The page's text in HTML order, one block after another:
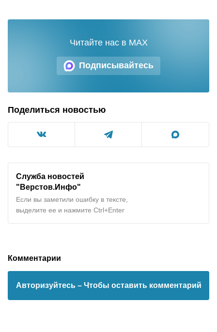
Подписывайтесь
Читайте нас в MAX
Поделиться новостью
Служба новостей
"Верстов.Инфо"
Если вы заметили ошибку в тексте,
выделите ее и нажмите Ctrl+Enter
Комментарии
Авторизуйтесь – Чтобы оставить комментарий